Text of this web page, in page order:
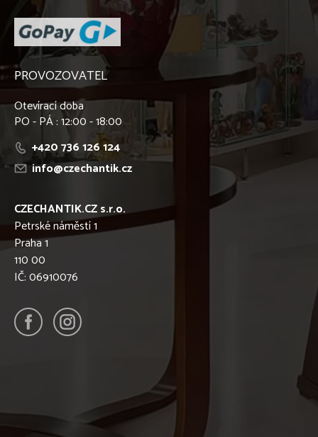
PROVOZOVATEL
Otevírací doba
PO - PÁ : 12:00 - 18:00
+420 736 126 124
info@czechantik.cz
CZECHANTIK.CZ s.r.o.
Petrské náměstí 1
Praha 1
110 00
IČ: 06910076